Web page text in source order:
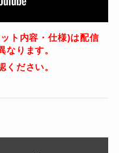
ト内容・仕様)は配信
なります。
ください。